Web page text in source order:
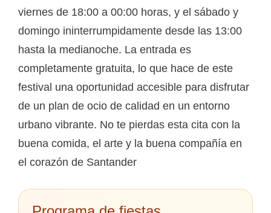
viernes de 18:00 a 00:00 horas, y el sábado y
domingo ininterrumpidamente desde las 13:00
hasta la medianoche. La entrada es
completamente gratuita, lo que hace de este
festival una oportunidad accesible para disfrutar
de un plan de ocio de calidad en un entorno
urbano vibrante. No te pierdas esta cita con la
buena comida, el arte y la buena compañía en
el corazón de Santander